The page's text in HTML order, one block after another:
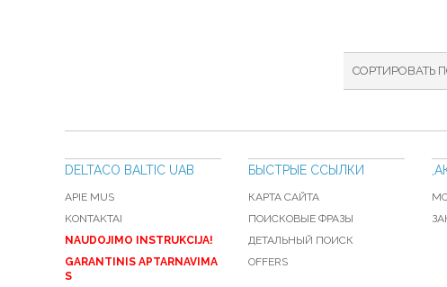
СОРТИРОВАТЬ
DELTACO BALTIC UAB
APIE MUS
KONTAKTAI
NAUDOJIMO INSTRUKCIJA!
GARANTINIS APTARNAVIMA
S
БЫСТРЫЕ ССЫЛКИ
КАРТА САЙТА
ПОИСКОВЫЕ ФРАЗЫ
ДЕТАЛЬНЫЙ ПОИСК
OFFERS